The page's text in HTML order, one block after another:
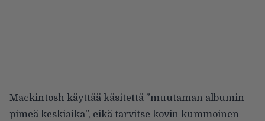
Mackintosh käyttää käsitettä ”muutaman albumin
pimeä keskiaika”, eikä tarvitse kovin kummoinen